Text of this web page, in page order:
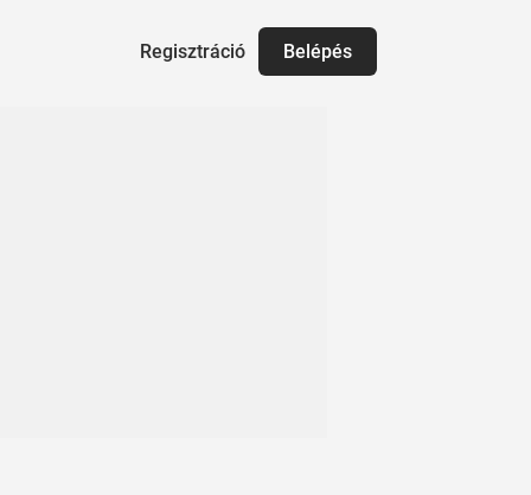
Belépés
Regisztráció